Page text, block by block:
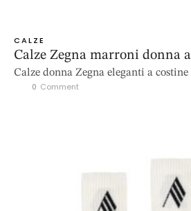
CALZE
Calze Zegna marroni donna
Calze donna Zegna eleganti a costine
0 Comment